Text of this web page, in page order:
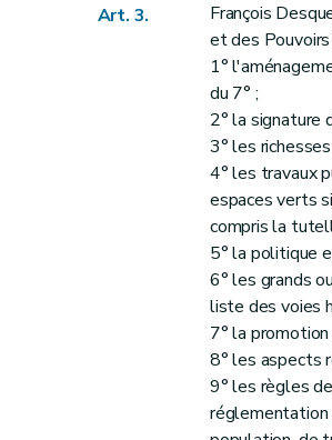
Art. 3.
François
et des
1°
du 7° ;
2° la signature
3° les
4° les travaux
espaces verts
compris la
5° la politique
6° les grands
liste des voies
7° la
8° les aspects
9° les règles
réglementation